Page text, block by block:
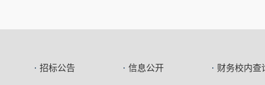
招标公告 信息公开 财务校内查